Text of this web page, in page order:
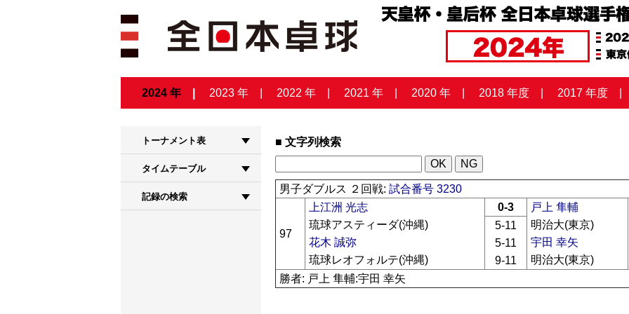
2024 年 2023 年 2022 年 2021 年 2020 年 2018 年度 2017 年度
トーナメント表
タイムテーブル
記録の検索
文字列検索
男子ダブルス ２回戦:試合番号 3230
97
上江洲 光志
琉球アスティーダ(沖縄)
花木 誠弥
琉球レオフォルテ(沖縄)
0-3
戸上 隼輔
明治大(東京)
宇田 幸矢
明治大(東京)
5-11
5-11
9-11
勝者: 戸上 隼輔:宇田 幸矢